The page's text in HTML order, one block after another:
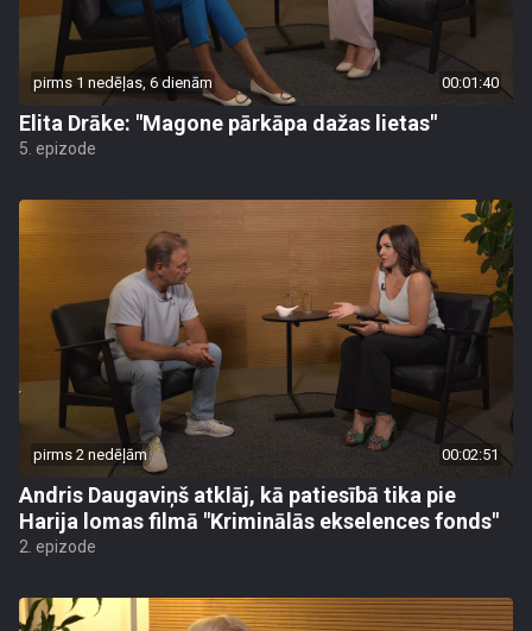
pirms 1 nedēļas, 6 dienām 00:01:40
Elita Drāke: "Magone pārkāpa dažas lietas"
5. epizode
pirms 2 nedēļām 00:02:51
Andris Daugaviņš atklāj, kā patiesībā tika pie
Harija lomas filmā "Kriminālās ekselences fonds"
2. epizode